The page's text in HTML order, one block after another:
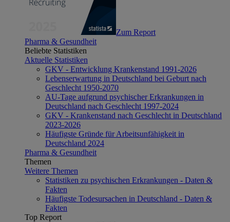
Zum Report
Pharma & Gesundheit
Beliebte Statistiken
Aktuelle Statistiken
GKV - Entwicklung Krankenstand 1991-2026
Lebenserwartung in Deutschland bei Geburt nach
Geschlecht 1950-2070
AU-Tage aufgrund psychischer Erkrankungen in
Deutschland nach Geschlecht 1997-2024
GKV - Krankenstand nach Geschlecht in Deutschland
2023-2026
Häufigste Gründe für Arbeitsunfähigkeit in
Deutschland 2024
Pharma & Gesundheit
Themen
Weitere Themen
Statistiken zu psychischen Erkrankungen - Daten &
Fakten
Häufigste Todesursachen in Deutschland - Daten &
Fakten
Top Report